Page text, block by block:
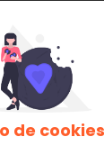
de cookies